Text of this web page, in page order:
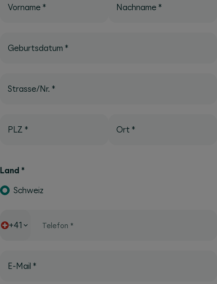
Vorname * Nachname *
Geburtsdatum *
Strasse/Nr. *
PLZ * Ort *
Land *
Schweiz
+41 Telefon *
E-Mail *